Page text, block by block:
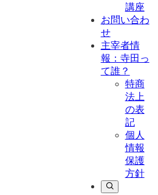
講座
お問い合わ
せ
主宰者情
報：寺田っ
て誰？
特商
法上
の表
記
個人
情報
保護
方針